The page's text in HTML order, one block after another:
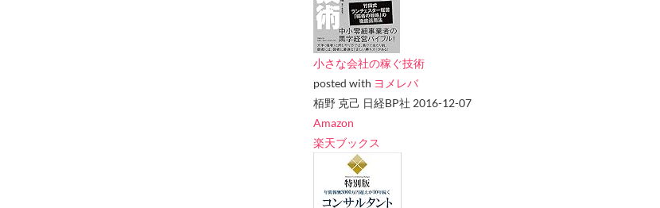
小さな会社の稼ぐ技術
posted with ヨメレバ
栢野 克己 日経BP社 2016-12-07
Amazon
楽天ブックス